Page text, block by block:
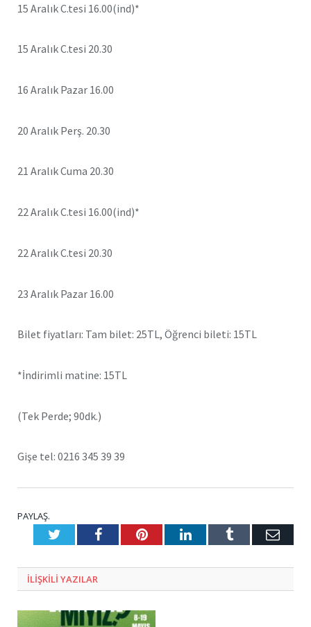
15 Aralık C.tesi 16.00(ind)*
15 Aralık C.tesi 20.30
16 Aralık Pazar 16.00
20 Aralık Perş. 20.30
21 Aralık Cuma 20.30
22 Aralık C.tesi 16.00(ind)*
22 Aralık C.tesi 20.30
23 Aralık Pazar 16.00
Bilet fiyatları: Tam bilet: 25TL, Öğrenci bileti: 15TL
*İndirimli matine: 15TL
(Tek Perde; 90dk.)
Gişe tel: 0216 345 39 39
PAYLAŞ.
TwitterFacebookPinterestLinkedInTumblr E-
ILIŞKILI YAZILAR